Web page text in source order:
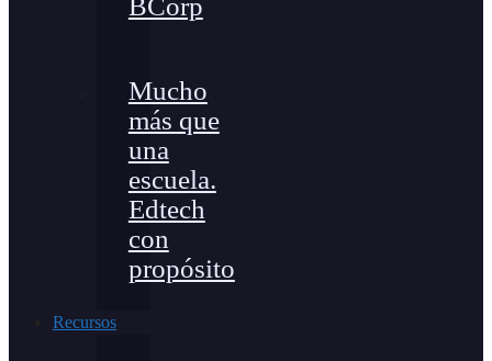
BCorp
Mucho
más que
una
escuela.
Edtech
con
propósito
Recursos